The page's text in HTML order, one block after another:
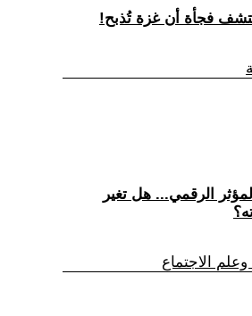
الرقمي... هل تغير
الاجتماع